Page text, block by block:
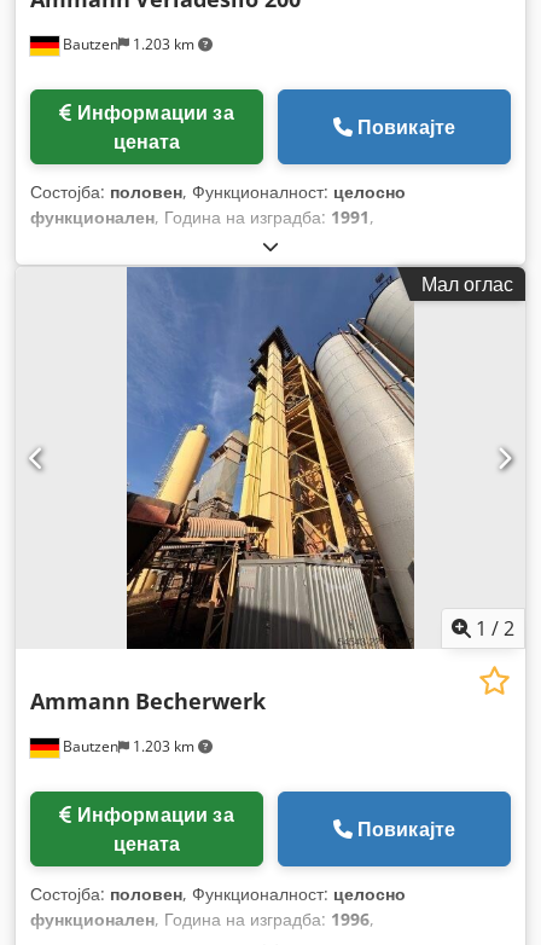
Bautzen 1.203 km
цената
Повикајте
Состојба: половен, Функционалност: целосно
функционален, Година на изградба: 1991,
Мал оглас
1 /2
Bautzen 1.203 km
Ammann Becherwerk
цената
Повикајте
Состојба: половен, Функционалност: целосно
функционален, Година на изградба: 1996,